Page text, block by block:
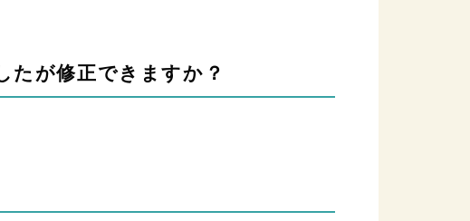
たが修正できますか？